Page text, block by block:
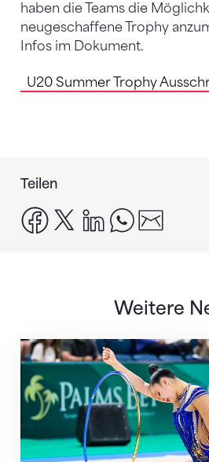
haben die Teams die
neugeschaffene Trophy
Infos im Dokument.
U20 Summer Trophy
Teilen
facebook
x linkedinwhatsapp
Weitere
Nächster Halt: